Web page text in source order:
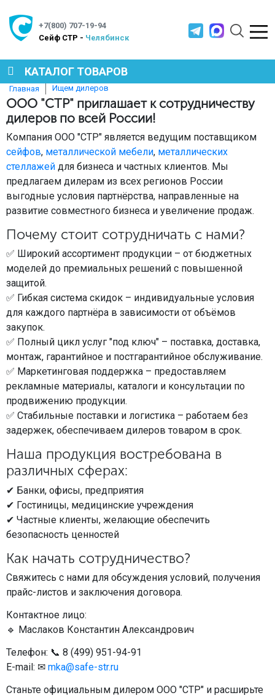
+7(800) 707-19-94
Cейф СТР - Челябинск
КАТАЛОГ ТОВАРОВ
СЕЙФЫ
МЕТАЛЛИЧЕСКАЯ МЕБЕЛЬ
МЕТАЛЛИЧЕСКИЕ СТЕЛЛАЖИ
ПРОИЗВОДСТВЕННАЯ МЕБЕЛЬ
МЕБЕЛЬ ДЛЯ ДОМА
МЕБЕЛЬ ДЛЯ СТОЛОВЫХ
СТАЛЬНЫЕ ДВЕРИ
Главная Ищем дилеров
ООО "СТР" приглашает к сотрудничеству
дилеров по всей России!
Компания ООО "СТР" является ведущим поставщиком
сейфов, металлической мебели, металлических
стеллажей для бизнеса и частных клиентов. Мы
предлагаем дилерам из всех регионов России
выгодные условия партнёрства, направленные на
развитие совместного бизнеса и увеличение продаж.
Почему стоит сотрудничать с нами?
✅ Широкий ассортимент продукции – от бюджетных
моделей до премиальных решений с повышенной
защитой.
✅ Гибкая система скидок – индивидуальные условия
для каждого партнёра в зависимости от объёмов
закупок.
✅ Полный цикл услуг "под ключ" – поставка, доставка,
монтаж, гарантийное и постгарантийное обслуживание.
✅ Маркетинговая поддержка – предоставляем
рекламные материалы, каталоги и консультации по
продвижению продукции.
✅ Стабильные поставки и логистика – работаем без
задержек, обеспечиваем дилеров товаром в срок.
Наша продукция востребована в
различных сферах:
✔ Банки, офисы, предприятия
✔ Гостиницы, медицинские учреждения
✔ Частные клиенты, желающие обеспечить
безопасность ценностей
Как начать сотрудничество?
Свяжитесь с нами для обсуждения условий, получения
прайс-листов и заключения договора.
Контактное лицо:
🔹 Маслаков Константин Александрович
Телефон: 📞 8 (499) 951-94-91
E-mail: ✉ mka@safe-str.ru
Станьте официальным дилером ООО "СТР" и расширьте